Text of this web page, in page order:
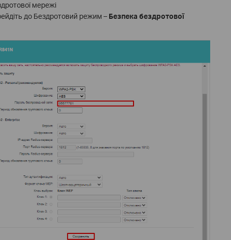
мережі
до Бездротовий режим – Безпека бездротової